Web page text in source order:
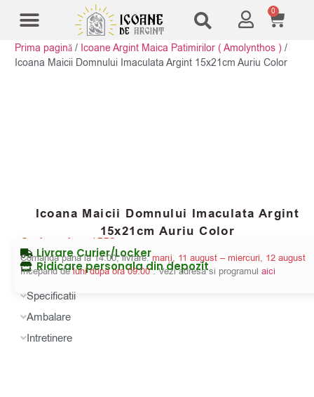
0
Prima pagină / Icoane Argint Maica Patimirilor ( Amolynthos ) /
Icoana Maicii Domnului Imaculata Argint 15x21cm Auriu Color
Icoana Maicii Domnului Imaculata Argint
15x21cm Auriu Color
Cod produs: 1552
Livrare Curier/Locker
Comanda pana la 14:00, livrare:marți, 11 august – miercuri, 12 august
Ridicare personala din depozit
Incepand deluni dupa ora 09:00. Vezi adresa si programul aici
Specificatii
Ambalare
Intretinere